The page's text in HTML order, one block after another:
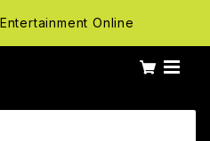
Online